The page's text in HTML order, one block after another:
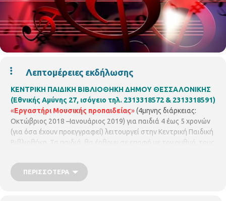
Λεπτομέρειες εκδήλωσης
ΚΕΝΤΡΙΚΗ ΠΑΙΔΙΚΗ ΒΙΒΛΙΟΘΗΚΗ ΔΗΜΟΥ ΘΕΣΣΑΛΟΝΙΚΗΣ
(Εθνικής Αμύνης 27, ισόγειο τηλ. 2313318572 & 2313318591)
«Εργαστήρι Μουσικής προπαιδείας»(4μηνης διάρκειας:
Οκτώβριος 2018 –Ιανουάριος 2019) για παιδιά 4 έως 5 χρονών
(για όσα έχουν προεγγραφεί) λειτουργεί στην Κεντρική Παιδική
Βιβλιοθήκη. Τα παιδιά θα έρθουν σε επαφή με τον ρυθμό, τους
παιχνίδι, και τα κρουστά όργανα. Το εργαστήριο γίνεται σε
συνεργασία με το Κέντρο Πολιτισμού του Δήμου
ΠΕΡΙΣΣΌΤΕΡΑ